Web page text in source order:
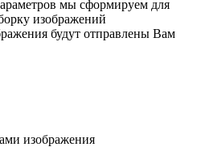
мы сформируем для
изображений
будут отправлены Вам
изображения